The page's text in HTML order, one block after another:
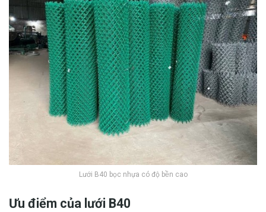
Lưới B40 bọc nhựa có độ bền cao
Ưu điểm của lưới B40